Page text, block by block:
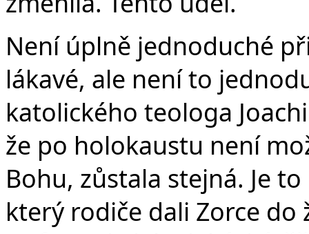
Není úplně jednoduché
lákavé, ale není to
katolického teologa
že po holokaustu není
Bohu, zůstala stejná. Je
který rodiče dali Zorce